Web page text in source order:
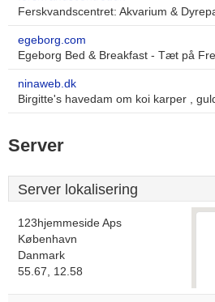
Ferskvandscentret: Akvarium &
egeborg.com
Egeborg Bed & Breakfast - Tæt på
ninaweb.dk
Birgitte's havedam om koi karper ,
Server
Server lokalisering
123hjemmeside Aps
København
Danmark
55.67, 12.58